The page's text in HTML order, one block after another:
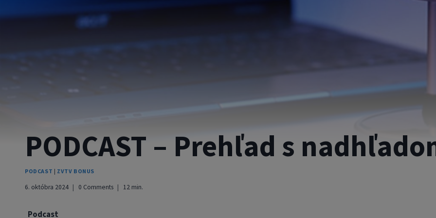
PODCAST – Prehľad s
PODCAST | ZVTV BONUS
6. októbra 2024 0 Comments 12 min.
Podcast